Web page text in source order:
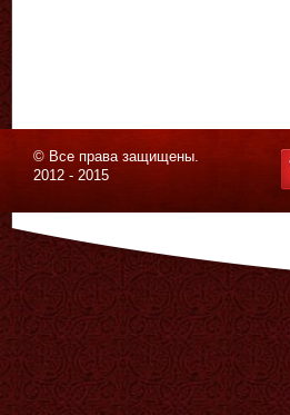
© Все права защищены.
2012 - 2015